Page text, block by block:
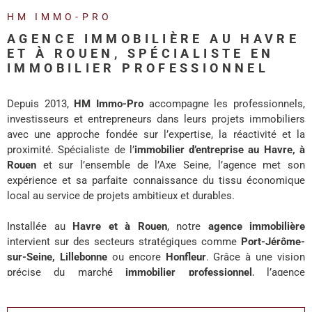
BLOG
HM IMMO-PRO
AGENCE IMMOBILIÈRE AU HAVRE
ET À ROUEN, SPÉCIALISTE EN
IMMOBILIER PROFESSIONNEL
Depuis 2013, HM Immo-Pro accompagne les professionnels,
investisseurs et entrepreneurs dans leurs projets immobiliers
avec une approche fondée sur l’expertise, la réactivité et la
proximité. Spécialiste de l’immobilier d’entreprise au Havre, à
Rouen et sur l’ensemble de l’Axe Seine, l’agence met son
expérience et sa parfaite connaissance du tissu économique
local au service de projets ambitieux et durables.
Installée au Havre et à Rouen, notre agence immobilière
intervient sur des secteurs stratégiques comme Port-Jérôme-
sur-Seine, Lillebonneou encore Honfleur. Grâce à une vision
précise du marché immobilier professionnel , l’agence